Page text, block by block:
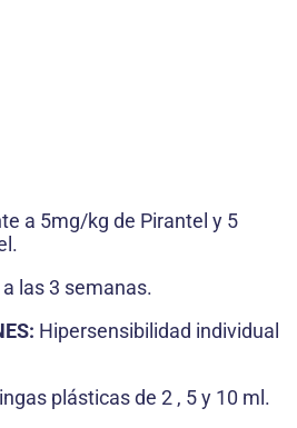
a 5mg/kg de Pirantel y 5
las 3 semanas.
Hipersensibilidad individual
plásticas de 2 , 5 y 10 ml.